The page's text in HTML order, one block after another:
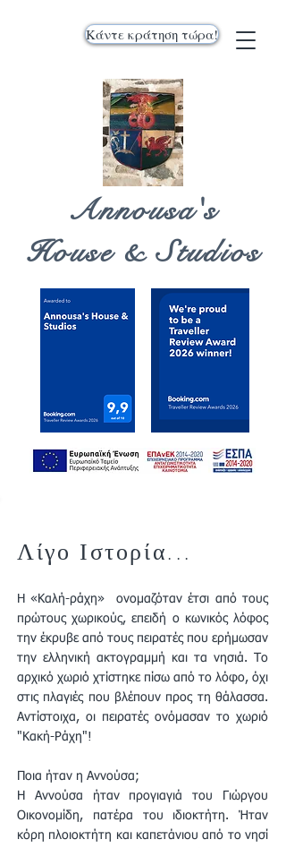
Κάντε κράτηση τώρα!
Annousa's
House & Studios
Λίγο Ιστορία...
H «Καλή-ράχη» ονομαζόταν έτσι από τους
πρώτους χωρικούς, επειδή ο κωνικός λόφος
την έκρυβε από τους πειρατές που ερήμωσαν
την ελληνική ακτογραμμή και τα νησιά. Το
αρχικό χωριό χτίστηκε πίσω από το λόφο, όχι
στις πλαγιές που βλέπουν προς τη θάλασσα.
Αντίστοιχα, οι πειρατές ονόμασαν το χωριό
"Κακή-Ράχη"!
Ποια ήταν η Αννούσα;
Η Αννούσα ήταν προγιαγιά του Γιώργου
Οικονομίδη, πατέρα του ιδιοκτήτη. Ήταν
κόρη πλοιοκτήτη και καπετάνιου από το νησί